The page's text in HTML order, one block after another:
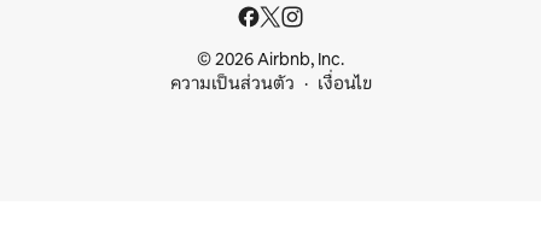
© 2026 Airbnb, Inc.
ความเป็นส่วนตัว
เงื่อนไข